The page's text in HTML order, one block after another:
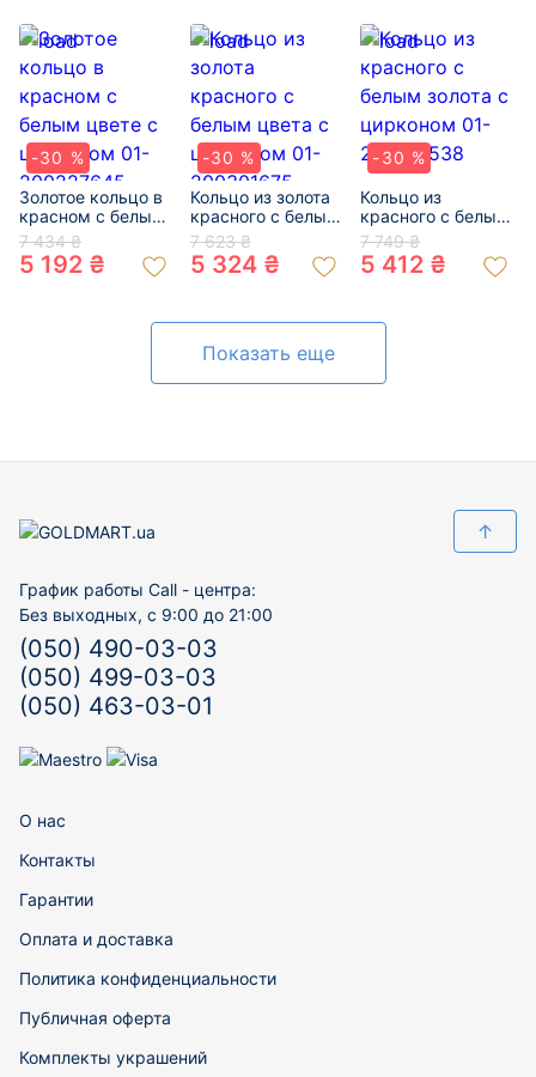
-30 %
Золотое кольцо в
красном с белым
цвете с цирконом
01-200227645
7 434 ₴
5 192 ₴
-30 %
Кольцо из золота
красного с белым
цвета с цирконом
01-200301675
7 623 ₴
5 324 ₴
-30 %
Кольцо из
красного с белым
золота с цирконом
01-200145538
7 749 ₴
5 412 ₴
Показать еще
↑
График работы Call - центра:
Без выходных, с 9:00 до 21:00
(050) 490-03-03
(050) 499-03-03
(050) 463-03-01
О нас
Контакты
Гарантии
Оплата и доставка
Политика конфиденциальности
Публичная оферта
Комплекты украшений